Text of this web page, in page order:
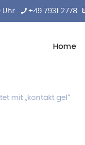
Uhr +49 7931 2778
Home
mit „kontakt gel“